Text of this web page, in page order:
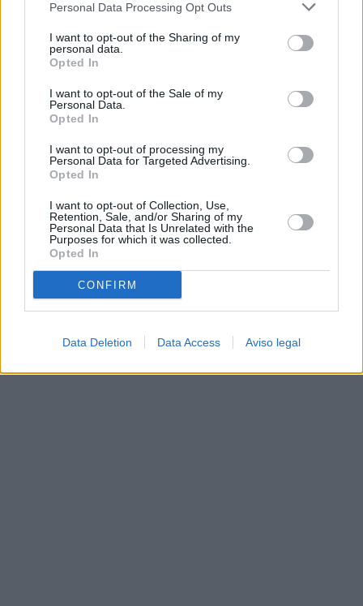
negar su consentimiento. Tenga en cuenta que algún
de su consentimiento, pero usted tiene el derecho de
rechazar tal procesamiento. Sus preferencias se aplicarán
cualquier momento entrando de nuevo en este sitio web o
visitando nuestra política de privacidad.
Personal Data Processing Opt Outs
I want to opt-out of the Sharing of my
personal data.
Opted In
I want to opt-out of the Sale of my
Personal Data.
Opted In
I want to opt-out of processing my
Personal Data for Targeted Advertising.
Opted In
I want to opt-out of Collection, Use,
Retention, Sale, and/or Sharing of my
Personal Data that Is Unrelated with the
Purposes for which it was collected.
Opted In
CONFIRM
Data Deletion Data Access Aviso legal